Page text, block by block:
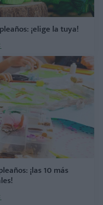
¡elige la tuya!
¡las 10 más